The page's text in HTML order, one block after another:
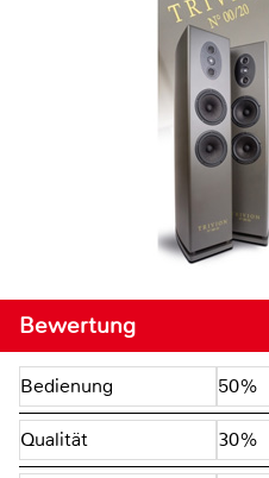
Bewertung
Bedienung 50%
Qualität 30%